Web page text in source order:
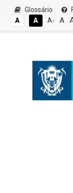
Glossário
A
A A- A